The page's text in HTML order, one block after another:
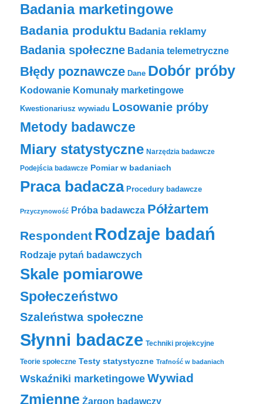
Badania marketingowe
Badania produktu Badania reklamy
Badania społeczne Badania telemetryczne
Błędy poznawcze Dane Dobór próby
Kodowanie Komunały marketingowe
Kwestionariusz wywiadu Losowanie próby
Metody badawcze
Miary statystyczne Narzędzia badawcze
Podejścia badawcze Pomiar w badaniach
Praca badacza Procedury badawcze
Przyczynowość Próba badawcza Półżartem
Respondent Rodzaje badań
Rodzaje pytań badawczych
Skale pomiarowe
Społeczeństwo
Szaleństwa społeczne
Słynni badacze Techniki projekcyjne
Teorie społeczne Testy statystyczne Trafność w badaniach
Wskaźniki marketingowe Wywiad
Zmienne Żargon badawczy